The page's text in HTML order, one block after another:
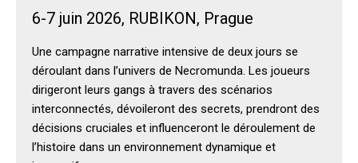
6-7 juin 2026, RUBIKON, Prague
Une campagne narrative intensive de deux jours se
déroulant dans l’univers de Necromunda. Les joueurs
dirigeront leurs gangs à travers des scénarios
interconnectés, dévoileront des secrets, prendront des
décisions cruciales et influenceront le déroulement de
l’histoire dans un environnement dynamique et